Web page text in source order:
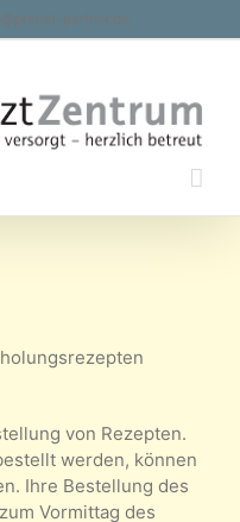
von Rezepten.
werden, können
Ihre Bestellung des
Vormittag des